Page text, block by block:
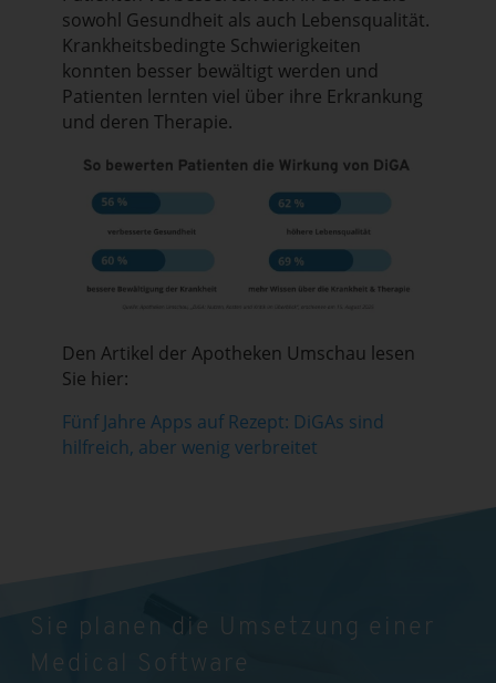
sowohl Gesundheit als auch Lebensqualität.
Krankheitsbedingte Schwierigkeiten
konnten besser bewältigt werden und
Patienten lernten viel über ihre Erkrankung
und deren Therapie.
Den Artikel der Apotheken Umschau lesen
Sie hier:
Fünf Jahre Apps auf Rezept: DiGAs sind
hilfreich, aber wenig verbreitet
Sie planen die Umsetzung einer
Medical Software